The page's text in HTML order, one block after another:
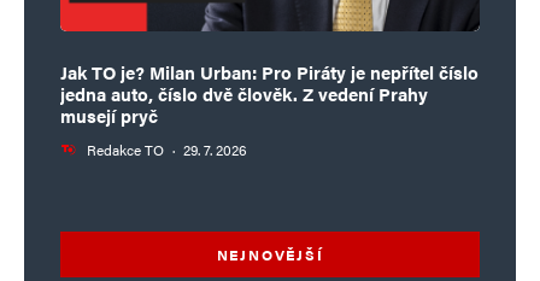
Jak TO je? Milan Urban: Pro Piráty je nepřítel číslo
jedna auto, číslo dvě člověk. Z vedení Prahy
musejí pryč
Redakce TO · 29. 7. 2026
NEJNOVĚJŠÍ